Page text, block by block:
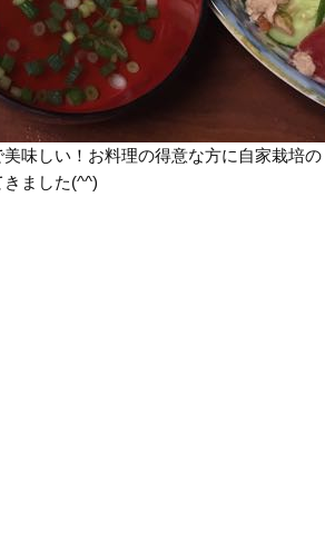
味しい！お料理の得意な方に自家栽培
ました(^^)